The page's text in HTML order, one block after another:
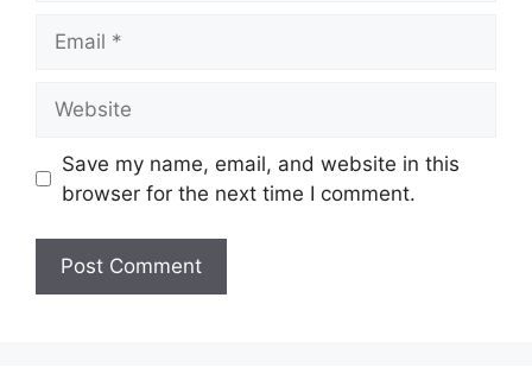
Save my name, email, and website in this
browser for the next time I comment.